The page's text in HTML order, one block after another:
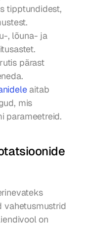
tipptundidest,
, lõuna- ja
pärast
aitab
mis
parameetreid.
vahetusmustrid
on